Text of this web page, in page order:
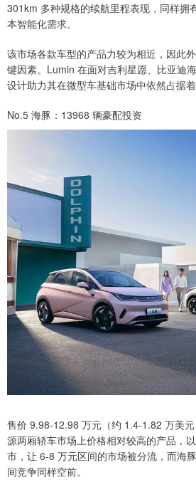
301km 多种规格的续航里程表现，同样拥
本智能化需求。
该市场各款车型的产品力较为相近，因此
键因素。Lumin 在面对吉利星愿、比亚迪
设计助力其在微型车基础市场中依然占据着
No.5 海豚：13968 辆豪配投资
售价 9.98-12.98 万元（约 1.4-1.82 万美
源两厢轿车市场上价格相对较高的产品，
市，让 6-8 万元区间的市场被分流，而海
间竞争同样空前。